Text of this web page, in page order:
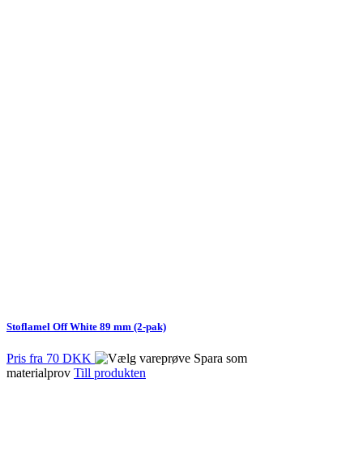
Stoflamel Off White 89 mm (2-pak)
Pris fra 70 DKK
Spara som
materialprov Till produkten